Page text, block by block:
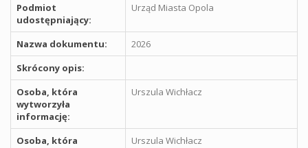
Podmiot
udostępniający:
Urząd Miasta Opola
Nazwa dokumentu:
2026
Skrócony opis:
Osoba, która
wytworzyła
informację:
Urszula Wichłacz
Osoba, która
Urszula Wichłacz